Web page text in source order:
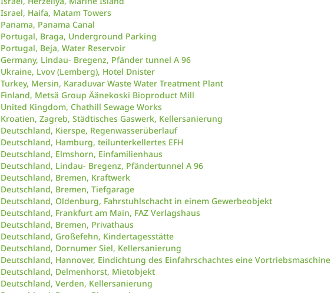
Israel, Haifa, Matam Towers
Panama, Panama Canal
Portugal, Braga, Underground Parking
Portugal, Beja, Water Reservoir
Germany, Lindau- Bregenz, Pfänder tunnel A 96
Ukraine, Lvov (Lemberg), Hotel Dnister
Turkey, Mersin, Karaduvar Waste Water Treatment Plant
Finland, Metsä Group Äänekoski Bioproduct Mill
United Kingdom, Chathill Sewage Works
Kroatien, Zagreb, Städtisches Gaswerk, Kellersanierung
Deutschland, Kierspe, Regenwasserüberlauf
Deutschland, Hamburg, teilunterkellertes EFH
Deutschland, Elmshorn, Einfamilienhaus
Deutschland, Lindau- Bregenz, Pfändertunnel A 96
Deutschland, Bremen, Kraftwerk
Deutschland, Bremen, Tiefgarage
Deutschland, Oldenburg, Fahrstuhlschacht in einem Gewerbeobjekt
Deutschland, Frankfurt am Main, FAZ Verlagshaus
Deutschland, Bremen, Privathaus
Deutschland, Großefehn, Kindertagesstätte
Deutschland, Dornumer Siel, Kellersanierung
Deutschland, Hannover, Eindichtung des Einfahrschachtes eine Vortriebsmaschine
Deutschland, Delmenhorst, Mietobjekt
Deutschland, Verden, Kellersanierung